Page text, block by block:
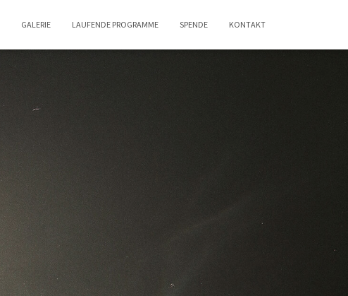
GALERIE LAUFENDE PROGRAMME SPENDE KONTAKT